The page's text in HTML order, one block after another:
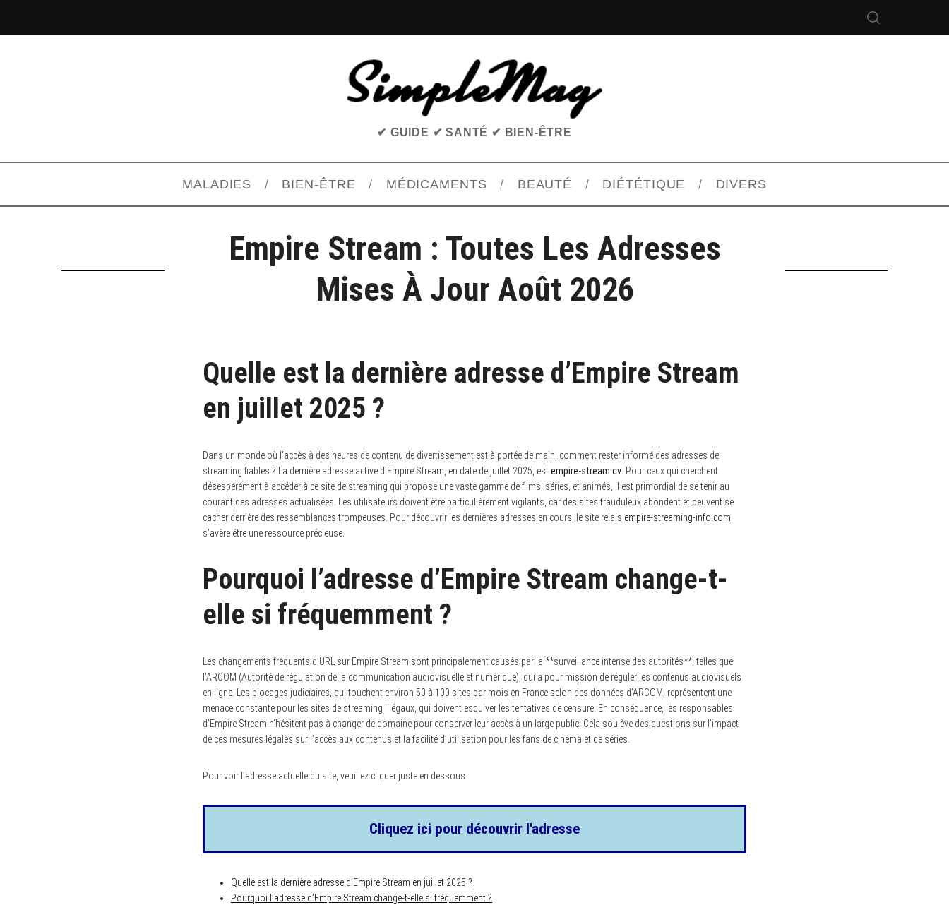
✔ GUIDE ✔ SANTÉ ✔ BIEN-ÊTRE
MALADIES BIEN-ÊTRE MÉDICAMENTS BEAUTÉ DIÉTÉTIQUE DIVERS
Empire Stream : Toutes Les Adresses
Mises À Jour Août 2026
Quelle est la dernière adresse d’Empire Stream
en juillet 2025 ?
Dans un monde où l’accès à des heures de contenu de divertissement est à portée de main, comment rester informé des adresses de
streaming fiables ? La dernière adresse active d’Empire Stream, en date de juillet 2025, estempire-stream.cv . Pour ceux qui cherchent
désespérément à accéder à ce site de streaming qui propose une vaste gamme de films, séries, et animés, il est primordial de se tenir au
courant des adresses actualisées. Les utilisateurs doivent être particulièrement vigilants, car des sites frauduleux abondent et peuvent se
cacher derrière des ressemblances trompeuses. Pour découvrir les dernières adresses en cours, le site relais empire-streaming-info.com
s’avère être une ressource précieuse.
Pourquoi l’adresse d’Empire Stream change-t-
elle si fréquemment ?
Les changements fréquents d’URL sur Empire Stream sont principalement causés par la **surveillance intense des autorités**, telles que
l’ARCOM (Autorité de régulation de la communication audiovisuelle et numérique), qui a pour mission de réguler les contenus audiovisuels
en ligne. Les blocages judiciaires, qui touchent environ 50 à 100 sites par mois en France selon des données d’ARCOM, représentent une
menace constante pour les sites de streaming illégaux, qui doivent esquiver les tentatives de censure. En conséquence, les responsables
d’Empire Stream n’hésitent pas à changer de domaine pour conserver leur accès à un large public. Cela soulève des questions sur l’impact
de ces mesures légales sur l’accès aux contenus et la facilité d’utilisation pour les fans de cinéma et de séries.
Pour voir l’adresse actuelle du site, veuillez cliquer juste en dessous :
Cliquez ici pour découvrir l'adresse
Quelle est la dernière adresse d’Empire Stream en juillet 2025 ?
Pourquoi l’adresse d’Empire Stream change-t-elle si fréquemment ?